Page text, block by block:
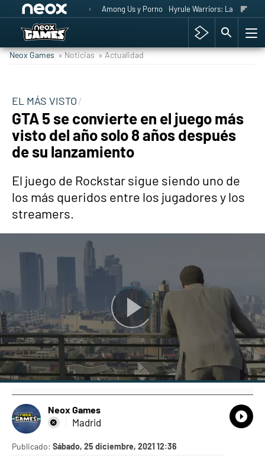
Among Us y Porno Hyrule Warriors: La Era del
Neox Games » Noticias » Actualidad
EL MÁS VISTO
GTA 5 se convierte en el juego más
visto del año solo 8 años después
de su lanzamiento
El juego de Rockstar sigue siendo uno de
los más queridos entre los jugadores y los
streamers.
Neox Games
Madrid
Publicado: Sábado, 25 diciembre, 2021 12:36